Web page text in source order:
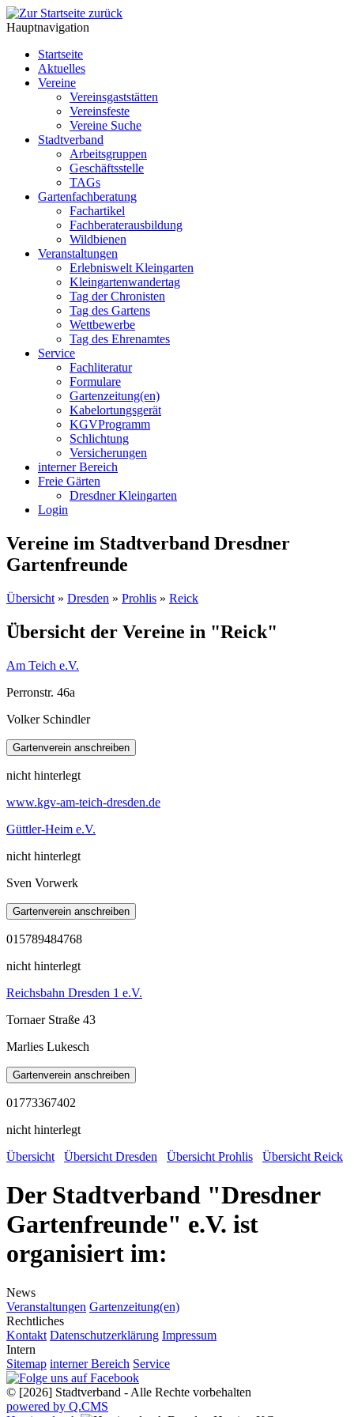
Hauptnavigation
Startseite
Aktuelles
Vereine
Vereinsgaststätten
Vereinsfeste
Vereine Suche
Stadtverband
Arbeitsgruppen
Geschäftsstelle
TAGs
Gartenfachberatung
Fachartikel
Fachberaterausbildung
Wildbienen
Veranstaltungen
Erlebniswelt Kleingarten
Kleingartenwandertag
Tag der Chronisten
Tag des Gartens
Wettbewerbe
Tag des Ehrenamtes
Service
Fachliteratur
Formulare
Gartenzeitung(en)
Kabelortungsgerät
KGVProgramm
Schlichtung
Versicherungen
interner Bereich
Freie Gärten
Dresdner Kleingarten
Login
Vereine im Stadtverband Dresdner
Gartenfreunde
Übersicht » Dresden » Prohlis » Reick
Übersicht der Vereine in "Reick"
Am Teich e.V.
Perronstr. 46a
Volker Schindler
nicht hinterlegt
www.kgv-am-teich-dresden.de
Güttler-Heim e.V.
nicht hinterlegt
Sven Vorwerk
015789484768
nicht hinterlegt
Reichsbahn Dresden 1 e.V.
Tornaer Straße 43
Marlies Lukesch
01773367402
nicht hinterlegt
Übersicht
Übersicht Dresden Übersicht Prohlis Übersicht Reick
Der Stadtverband "Dresdner
Gartenfreunde" e.V. ist
organisiert im:
News
Veranstaltungen Gartenzeitung(en)
Rechtliches
Kontakt Datenschutzerklärung Impressum
Intern
Sitemap interner Bereich Service
© [2026] Stadtverband - Alle Rechte vorbehalten
powered by Q.CMS